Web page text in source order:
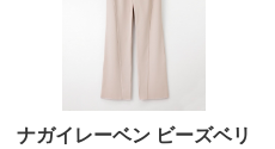
ナガイレーベン ビーズベリ